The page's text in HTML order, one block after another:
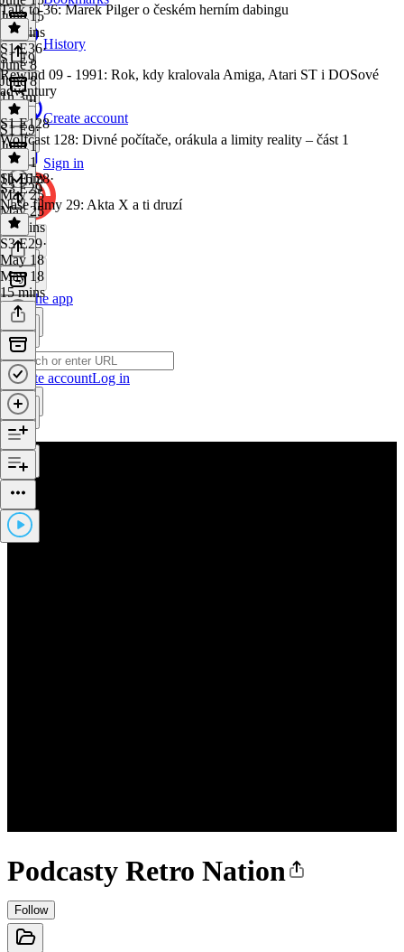
History
Create account
Sign in
Get the app
Create accountLog in
Podcasty Retro Nation
Follow
June 15
49 mins
Talk to 36: Marek Pilger o českém herním dabingu
S1 E36·
June 8
June 8
1h 3m
S1 E9
Rewind 09 - 1991: Rok, kdy kralovala Amiga, Atari ST i DOSové
adventury
S1 E9·
June 1
June 1
1h 16m
S1 E128
Wolfcast 128: Divné počítače, orákula a limity reality – část 1
S1 E128·
May 25
May 25
50 mins
S3 E29
Naše filmy 29: Akta X a ti druzí
S3 E29·
May 18
May 18
15 mins